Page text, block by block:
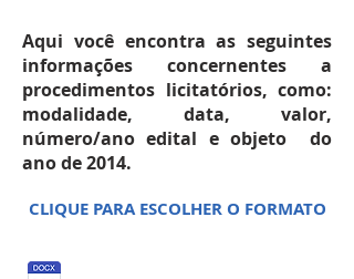
Aqui você encontra as seguintes
informações concernentes a
procedimentos licitatórios, como:
modalidade, data, valor,
número/ano edital e objeto do
ano de 2014.
CLIQUE PARA ESCOLHER O FORMATO